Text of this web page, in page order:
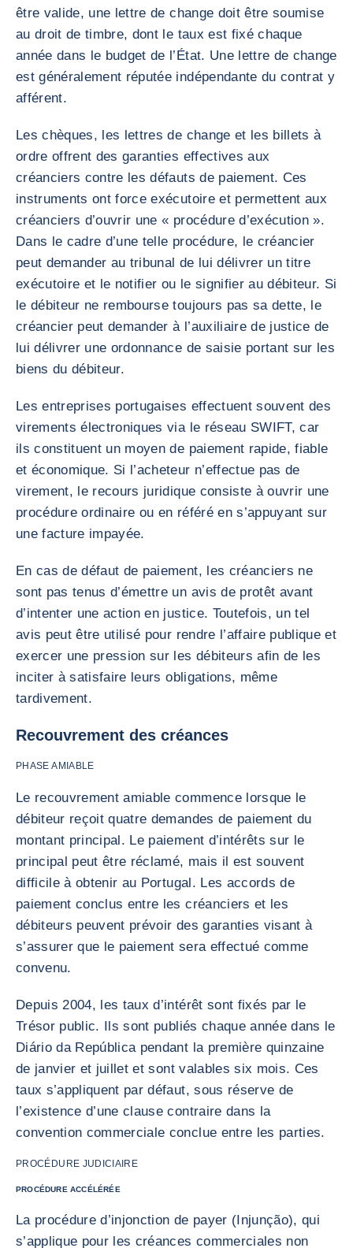
être valide, une lettre de change doit être soumise
au droit de timbre, dont le taux est fixé chaque
année dans le budget de l’État. Une lettre de change
est généralement réputée indépendante du contrat y
afférent.
Les chèques, les lettres de change et les billets à
ordre offrent des garanties effectives aux
créanciers contre les défauts de paiement. Ces
instruments ont force exécutoire et permettent aux
créanciers d’ouvrir une « procédure d’exécution ».
Dans le cadre d’une telle procédure, le créancier
peut demander au tribunal de lui délivrer un titre
exécutoire et le notifier ou le signifier au débiteur. Si
le débiteur ne rembourse toujours pas sa dette, le
créancier peut demander à l’auxiliaire de justice de
lui délivrer une ordonnance de saisie portant sur les
biens du débiteur.
Les entreprises portugaises effectuent souvent des
virements électroniques via le réseau SWIFT, car
ils constituent un moyen de paiement rapide, fiable
et économique. Si l’acheteur n’effectue pas de
virement, le recours juridique consiste à ouvrir une
procédure ordinaire ou en référé en s’appuyant sur
une facture impayée.
En cas de défaut de paiement, les créanciers ne
sont pas tenus d’émettre un avis de protêt avant
d’intenter une action en justice. Toutefois, un tel
avis peut être utilisé pour rendre l’affaire publique et
exercer une pression sur les débiteurs afin de les
inciter à satisfaire leurs obligations, même
tardivement.
Recouvrement des créances
PHASE AMIABLE
Le recouvrement amiable commence lorsque le
débiteur reçoit quatre demandes de paiement du
montant principal. Le paiement d’intérêts sur le
principal peut être réclamé, mais il est souvent
difficile à obtenir au Portugal. Les accords de
paiement conclus entre les créanciers et les
débiteurs peuvent prévoir des garanties visant à
s’assurer que le paiement sera effectué comme
convenu.
Depuis 2004, les taux d’intérêt sont fixés par le
Trésor public. Ils sont publiés chaque année dans le
Diário da República pendant la première quinzaine
de janvier et juillet et sont valables six mois. Ces
taux s’appliquent par défaut, sous réserve de
l’existence d’une clause contraire dans la
convention commerciale conclue entre les parties.
PROCÉDURE JUDICIAIRE
PROCÉDURE ACCÉLÉRÉE
La procédure d’injonction de payer (Injunção), qui
s’applique pour les créances commerciales non